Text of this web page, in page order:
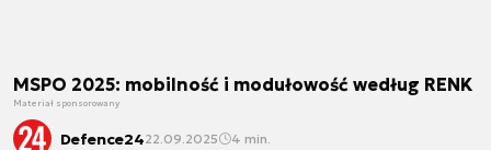
MSPO 2025: mobilność i modułowość według RENK
Materiał sponsorowany
Defence2422.09.2025 4 min.